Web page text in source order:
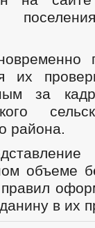
их
за
района.
объеме
в их